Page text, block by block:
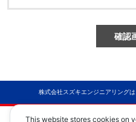
株式会社スズキエンジニアリング
ご利用にあたって
This website stores cookies on